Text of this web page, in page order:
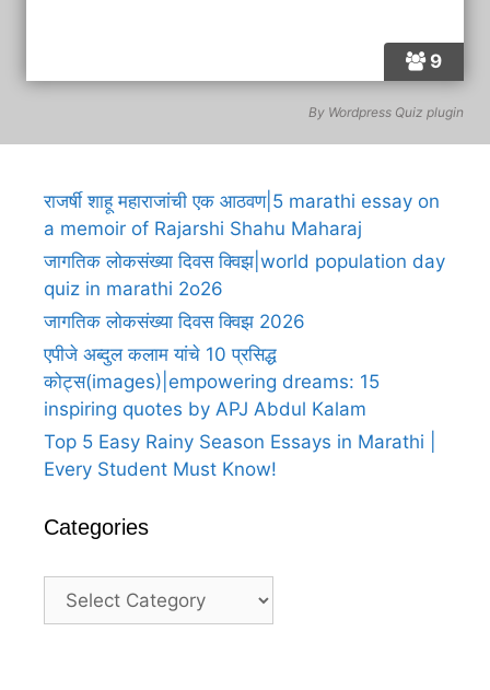
9
By Wordpress Quiz plugin
राजर्षी शाहू महाराजांची एक आठवण|5 marathi essay on
a memoir of Rajarshi Shahu Maharaj
जागतिक लोकसंख्या दिवस क्विझ|world population day
quiz in marathi 2o26
जागतिक लोकसंख्या दिवस क्विझ 2026
एपीजे अब्दुल कलाम यांचे 10 प्रसिद्ध
कोट्स(images)|empowering dreams: 15
inspiring quotes by APJ Abdul Kalam
Top 5 Easy Rainy Season Essays in Marathi |
Every Student Must Know!
Categories
Categories